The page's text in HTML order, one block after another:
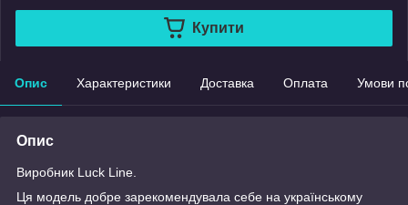
Купити
Опис Характеристики Доставка Оплата Умови
Опис
Виробник Luck Line.
Ця модель добре зарекомендувала себе на українському